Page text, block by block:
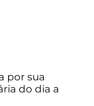
por sua
do dia a